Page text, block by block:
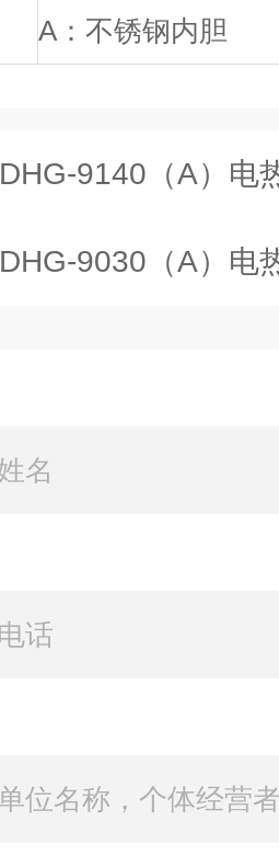
A：不锈钢内胆
DHG-9140（A）电
DHG-9030（A）电热恒温鼓风干燥箱,